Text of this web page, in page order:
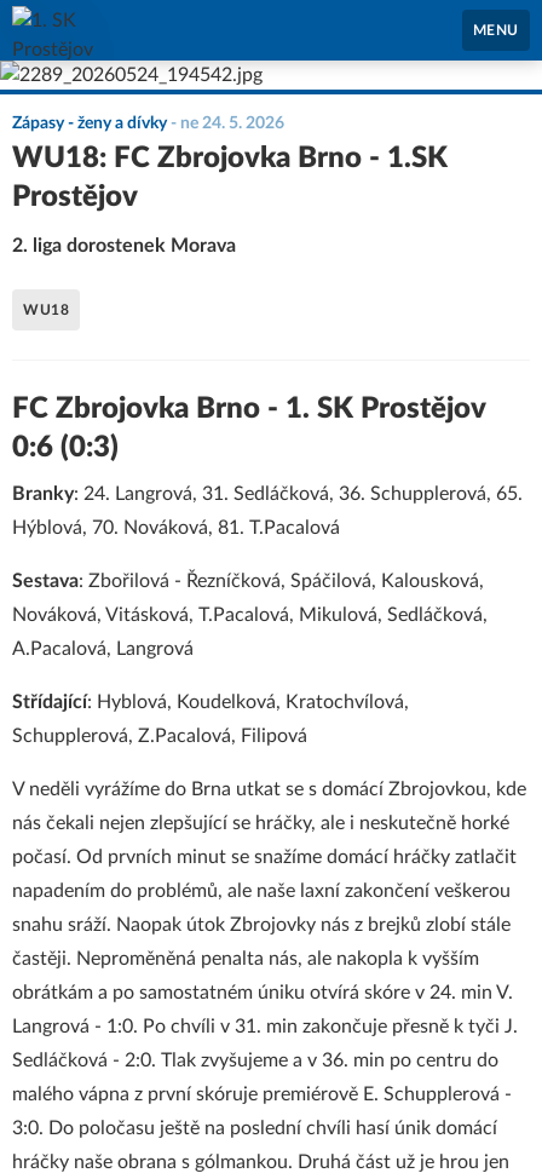
1. SK Prostějov
MENU
Zápasy - ženy a dívky- ne 24. 5. 2026
WU18: FC Zbrojovka Brno - 1.SK
Prostějov
2. liga dorostenek Morava
WU18
FC Zbrojovka Brno - 1. SK Prostějov
0:6 (0:3)
Branky: 24. Langrová, 31. Sedláčková, 36. Schupplerová, 65.
Hýblová, 70. Nováková, 81. T.Pacalová
Sestava: Zbořilová - Řezníčková, Spáčilová, Kalousková,
Nováková, Vitásková, T.Pacalová, Mikulová, Sedláčková,
A.Pacalová, Langrová
Střídající: Hyblová, Koudelková, Kratochvílová,
Schupplerová, Z.Pacalová, Filipová
V neděli vyrážíme do Brna utkat se s domácí Zbrojovkou, kde
nás čekali nejen zlepšující se hráčky, ale i neskutečně horké
počasí. Od prvních minut se snažíme domácí hráčky zatlačit
napadením do problémů, ale naše laxní zakončení veškerou
snahu sráží. Naopak útok Zbrojovky nás z brejků zlobí stále
častěji. Neproměněná penalta nás, ale nakopla k vyšším
obrátkám a po samostatném úniku otvírá skóre v 24. min V.
Langrová - 1:0. Po chvíli v 31. min zakončuje přesně k tyči J.
Sedláčková - 2:0. Tlak zvyšujeme a v 36. min po centru do
malého vápna z první skóruje premiérově E. Schupplerová -
3:0. Do poločasu ještě na poslední chvíli hasí únik domácí
hráčky naše obrana s gólmankou. Druhá část už je hrou jen